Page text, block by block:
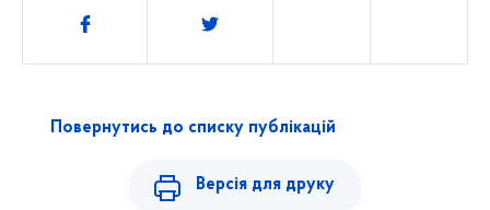
Поділитись
Повернутись до списку публікацій
Версія для друку